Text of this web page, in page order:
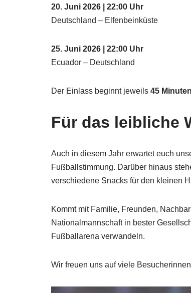
20. Juni 2026 | 22:00 Uhr
Deutschland – Elfenbeinküste
25. Juni 2026 | 22:00 Uhr
Ecuador – Deutschland
Der Einlass beginnt jeweils 45
Für das leibliche
Auch in diesem Jahr erwartet euch
Fußballstimmung. Darüber hinaus
verschiedene Snacks für den kleinen
Kommt mit Familie, Freunden,
Nationalmannschaft in bester
Fußballarena verwandeln.
Wir freuen uns auf viele